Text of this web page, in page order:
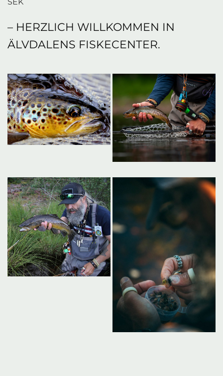
– HERZLICH WILLKOMMEN IN
ÄLVDALENS FISKECENTER.